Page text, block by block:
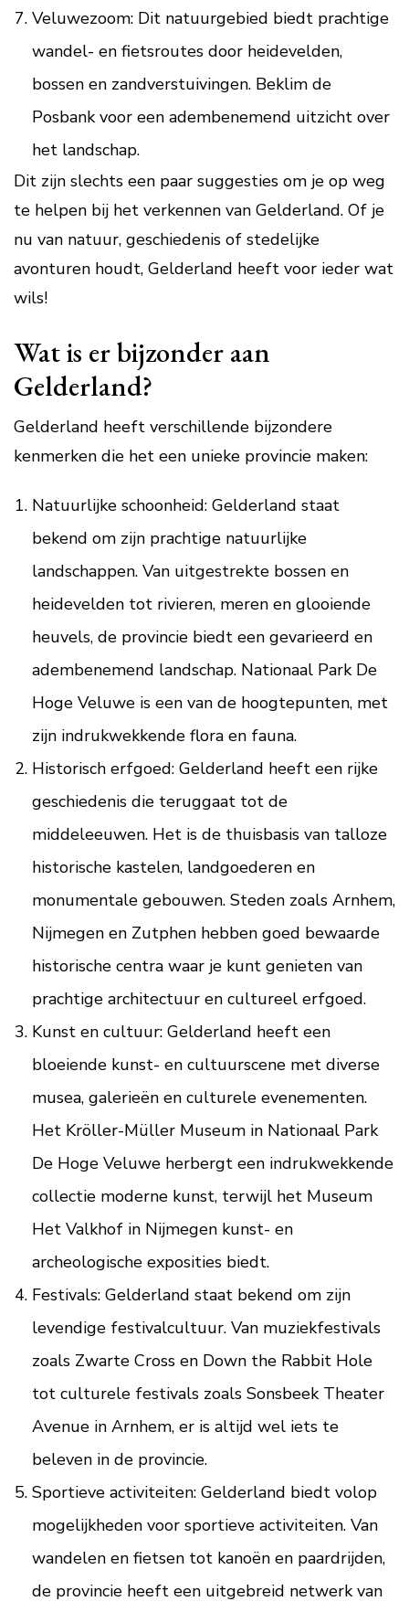
Veluwezoom: Dit natuurgebied biedt prachtige
wandel- en fietsroutes door heidevelden,
bossen en zandverstuivingen. Beklim de
Posbank voor een adembenemend uitzicht over
het landschap.
Dit zijn slechts een paar suggesties om je op weg
te helpen bij het verkennen van Gelderland. Of je
nu van natuur, geschiedenis of stedelijke
avonturen houdt, Gelderland heeft voor ieder wat
wils!
Wat is er bijzonder aan
Gelderland?
Gelderland heeft verschillende bijzondere
kenmerken die het een unieke provincie maken:
Natuurlijke schoonheid: Gelderland staat
bekend om zijn prachtige natuurlijke
landschappen. Van uitgestrekte bossen en
heidevelden tot rivieren, meren en glooiende
heuvels, de provincie biedt een gevarieerd en
adembenemend landschap. Nationaal Park De
Hoge Veluwe is een van de hoogtepunten, met
zijn indrukwekkende flora en fauna.
Historisch erfgoed: Gelderland heeft een rijke
geschiedenis die teruggaat tot de
middeleeuwen. Het is de thuisbasis van talloze
historische kastelen, landgoederen en
monumentale gebouwen. Steden zoals Arnhem,
Nijmegen en Zutphen hebben goed bewaarde
historische centra waar je kunt genieten van
prachtige architectuur en cultureel erfgoed.
Kunst en cultuur: Gelderland heeft een
bloeiende kunst- en cultuurscene met diverse
musea, galerieën en culturele evenementen.
Het Kröller-Müller Museum in Nationaal Park
De Hoge Veluwe herbergt een indrukwekkende
collectie moderne kunst, terwijl het Museum
Het Valkhof in Nijmegen kunst- en
archeologische exposities biedt.
Festivals: Gelderland staat bekend om zijn
levendige festivalcultuur. Van muziekfestivals
zoals Zwarte Cross en Down the Rabbit Hole
tot culturele festivals zoals Sonsbeek Theater
Avenue in Arnhem, er is altijd wel iets te
beleven in de provincie.
Sportieve activiteiten: Gelderland biedt volop
mogelijkheden voor sportieve activiteiten. Van
wandelen en fietsen tot kanoën en paardrijden,
de provincie heeft een uitgebreid netwerk van